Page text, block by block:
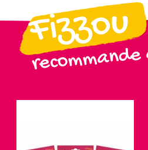
Fizzou
recommande